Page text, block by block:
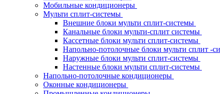
Мобильные кондиционеры
Мульти сплит-системы
Внешние блоки мульти сплит-системы
Канальные блоки мульти-сплит системы
Кассетные блоки мульти сплит-системы
Напольно-потолочные блоки мульти сплит -
Наружные блоки мульти сплит-системы
Настенные блоки мульти сплит-системы
Напольно-потолочные кондиционеры
Оконные кондиционеры